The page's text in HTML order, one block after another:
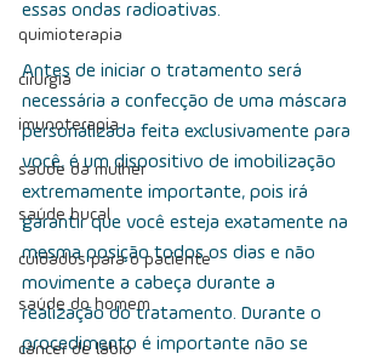
quimioterapia
cirurgia
imunoterapia
saúde da mulher
saúde bucal
cuidados para o paciente
saúde do homem
câncer de lábio
essas ondas radioativas.
Antes de iniciar o tratamento será
necessária a confecção de uma máscara
personalizada feita exclusivamente para
você, é um dispositivo de imobilização
extremamente importante, pois irá
garantir que você esteja exatamente na
mesma posição todos os dias e não
movimente a cabeça durante a
realização do tratamento. Durante o
procedimento é importante não se